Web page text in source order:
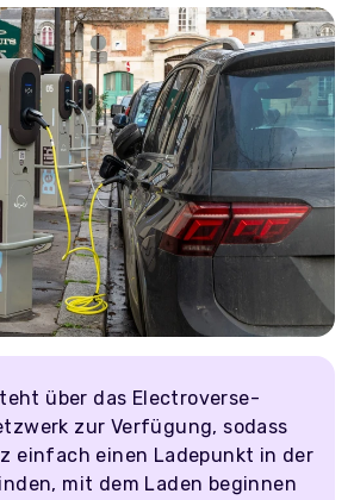
über das Electroverse-
zur Verfügung, sodass
einfach einen Ladepunkt in der
mit dem Laden beginnen